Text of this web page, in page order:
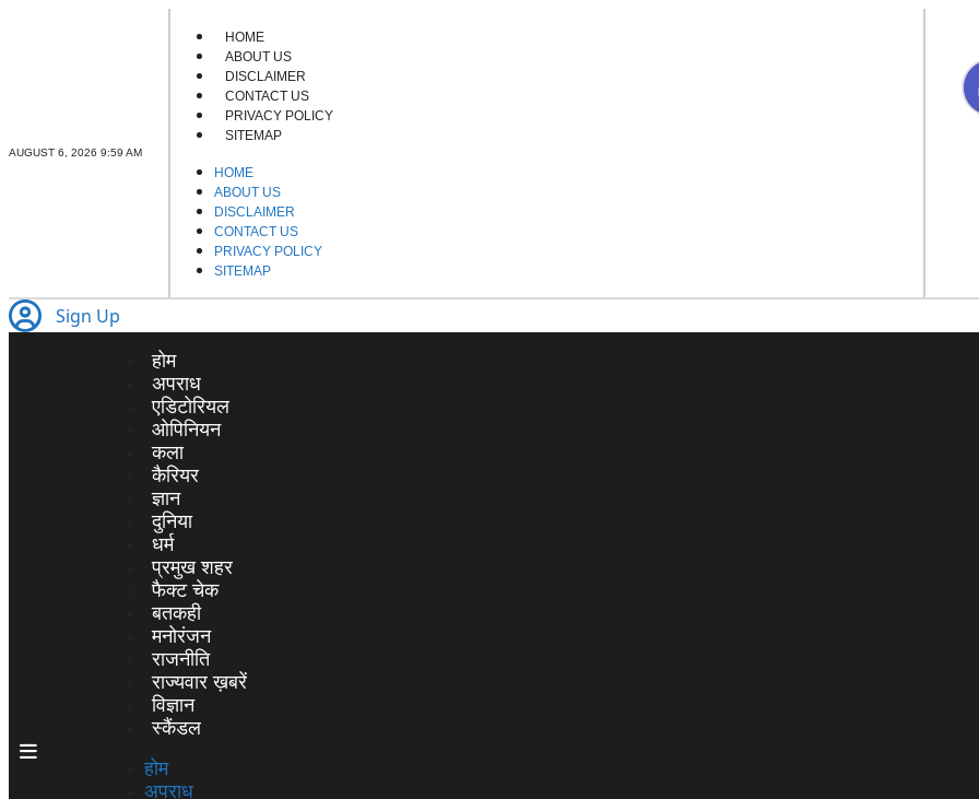
AUGUST 6, 2026 9:59 AM
HOME
ABOUT US
DISCLAIMER
CONTACT US
PRIVACY POLICY
SITEMAP
HOME
ABOUT US
DISCLAIMER
CONTACT US
PRIVACY POLICY
SITEMAP
Sign Up
होम
अपराध
एडिटोरियल
ओपिनियन
कला
कैरियर
ज्ञान
दुनिया
धर्म
प्रमुख शहर
फैक्ट चेक
बतकही
मनोरंजन
राजनीति
राज्यवार ख़बरें
विज्ञान
स्कैंडल
होम
अपराध